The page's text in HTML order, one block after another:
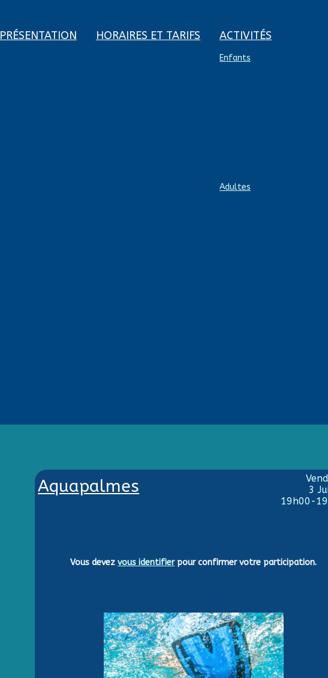
PRÉSENTATION HORAIRES ET TARIFS ACTIVITÉS
Enfants
Adultes
Aquapalmes
3
19h00-
Vous devezvous identifierpour confirmer votre participation.